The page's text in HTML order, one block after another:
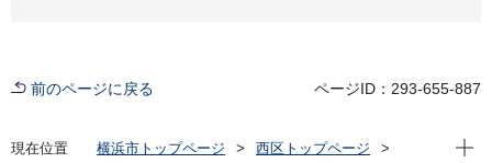
前のページに戻る ページID：293-655-887
現在位置 横浜市トップページ
西区トップページ
現在